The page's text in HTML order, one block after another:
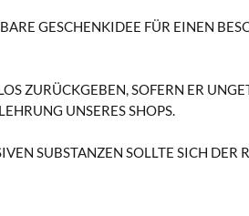
GESCHENKIDEE FÜR EINEN
ZURÜCKGEBEN, SOFERN ER
UNSERES SHOPS.
SUBSTANZEN SOLLTE SICH DER